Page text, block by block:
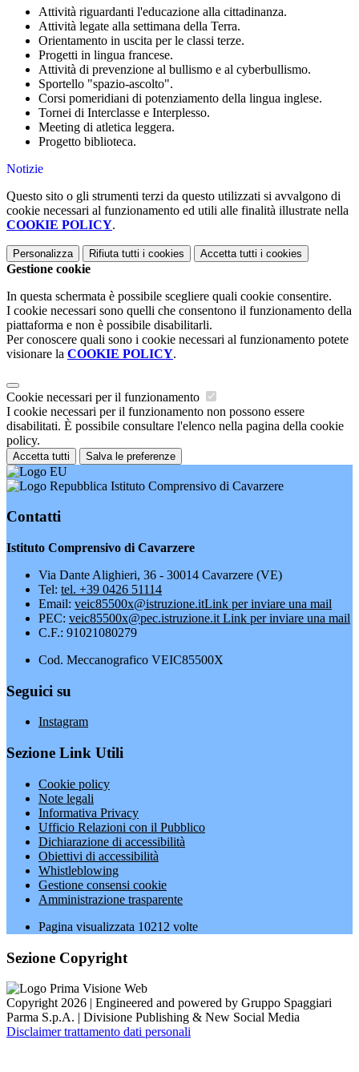
Attività riguardanti l'educazione alla cittadinanza.
Attività legate alla settimana della Terra.
Orientamento in uscita per le classi terze.
Progetti in lingua francese.
Attività di prevenzione al bullismo e al cyberbullismo.
Sportello "spazio-ascolto".
Corsi pomeridiani di potenziamento della lingua inglese.
Tornei di Interclasse e Interplesso.
Meeting di atletica leggera.
Progetto biblioteca.
Notizie
Questo sito o gli strumenti terzi da questo utilizzati si avvalgono di
cookie necessari al funzionamento ed utili alle finalità illustrate nella
COOKIE POLICY.
Personalizza Rifiuta tutti i cookies Accetta tutti i cookies
Gestione cookie
In questa schermata è possibile scegliere quali cookie consentire.
I cookie necessari sono quelli che consentono il funzionamento della
piattaforma e non è possibile disabilitarli.
Per conoscere quali sono i cookie necessari al funzionamento potete
visionare la COOKIE POLICY.
Cookie necessari per il funzionamento
I cookie necessari per il funzionamento non possono essere
disabilitati. È possibile consultare l'elenco nella pagina della cookie
policy.
Accetta tutti Salva le preferenze
Istituto Comprensivo di Cavarzere
Contatti
Istituto Comprensivo di Cavarzere
Via Dante Alighieri, 36 - 30014 Cavarzere (VE)
Tel: tel. +39 0426 51114
Email: veic85500x@istruzione.itLink per inviare una mail
PEC: veic85500x@pec.istruzione.it Link per inviare una mail
C.F.: 91021080279
Cod. Meccanografico VEIC85500X
Seguici su
Instagram
Sezione Link Utili
Cookie policy
Note legali
Informativa Privacy
Ufficio Relazioni con il Pubblico
Dichiarazione di accessibilità
Obiettivi di accessibilità
Whistleblowing
Gestione consensi cookie
Amministrazione trasparente
Pagina visualizzata 10212 volte
Sezione Copyright
Copyright 2026 | Engineered and powered by Gruppo Spaggiari
Parma S.p.A. | Divisione Publishing & New Social Media
Disclaimer trattamento dati personali